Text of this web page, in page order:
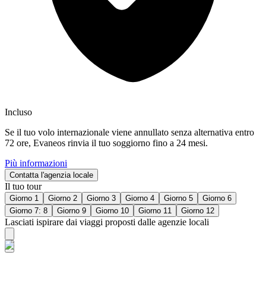
Incluso
Se il tuo volo internazionale viene annullato senza alternativa entro
72 ore, Evaneos rinvia il tuo soggiorno fino a 24 mesi.
Più informazioni
Contatta l'agenzia locale
Il tuo tour
Giorno 1 Giorno 2 Giorno 3 Giorno 4 Giorno 5
Giorno 6
Giorno 7: 8
Giorno 9 Giorno 10 Giorno 11 Giorno 12
Lasciati ispirare dai viaggi proposti dalle agenzie locali